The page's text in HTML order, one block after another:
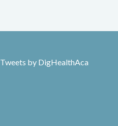
Tweets by DigHealthAca